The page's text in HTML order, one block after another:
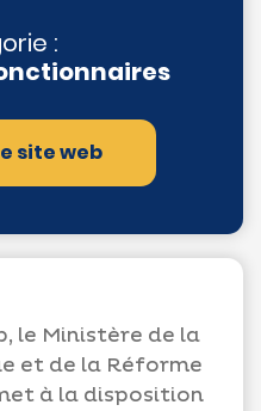
:
site web
le Ministère de la
et de la Réforme
à la disposition